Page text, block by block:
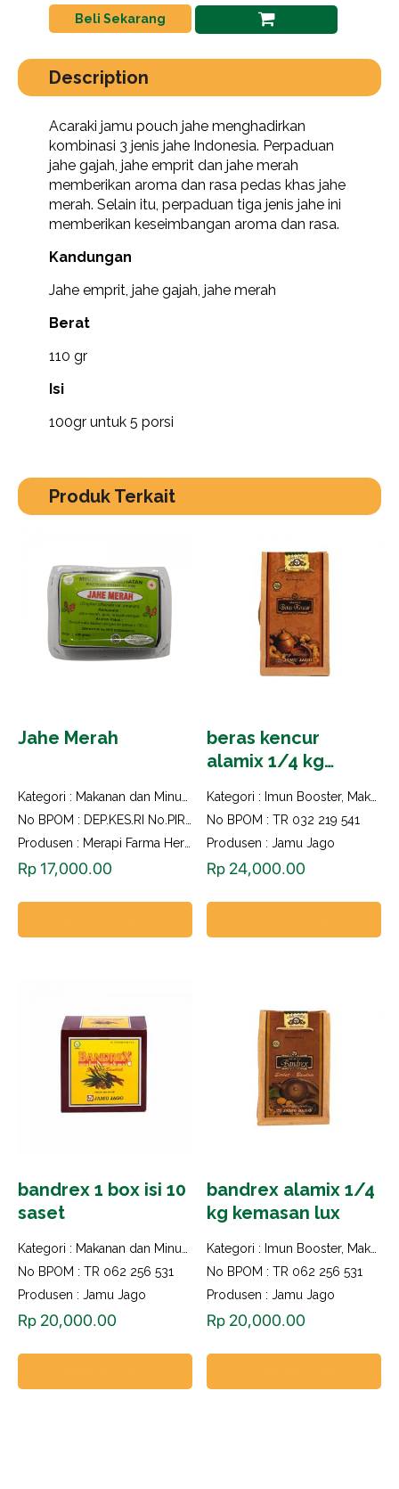
Beli Sekarang
Description
Acaraki jamu pouch jahe menghadirkan
kombinasi 3 jenis jahe Indonesia. Perpaduan
jahe gajah, jahe emprit dan jahe merah
memberikan aroma dan rasa pedas khas jahe
merah. Selain itu, perpaduan tiga jenis jahe ini
memberikan keseimbangan aroma dan rasa.
Kandungan
Jahe emprit, jahe gajah, jahe merah
Berat
110 gr
Isi
100gr untuk 5 porsi
Produk Terkait
Jahe Merah
Kategori : Makanan dan Minuman Herbal
Rp17,000.00
beras kencur
alamix 1/4 kg
Kategori : Imun Booster, Makanan dan Minuman Herbal
No BPOM : TR 032 219 541
Produsen : Jamu Jago
Rp 24,000.00
bandrex 1 box isi 10
saset
Kategori : Makanan dan Minuman Herbal
No BPOM : TR 062 256 531
Produsen : Jamu Jago
Rp 20,000.00
bandrex alamix 1/4
kg kemasan lux
Kategori : Imun Booster, Makanan dan Minuman Herbal
No BPOM : TR 062 256 531
Produsen : Jamu Jago
Rp 20,000.00